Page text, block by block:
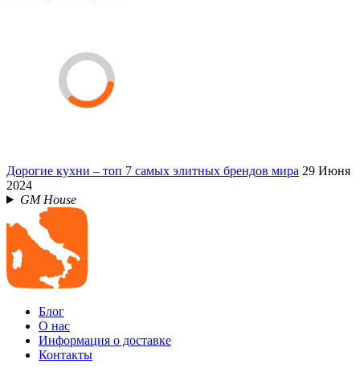
Дорогие кухни – топ 7 самых элитных брендов мира 29 Июня
2024
GM House
Блог
О нас
Информация о доставке
Контакты